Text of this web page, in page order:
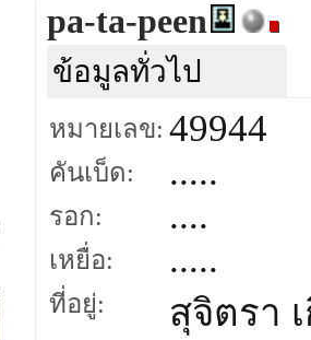
pa-ta-peen
ข้อมูลทั่วไป
หมายเลข: 49944
คันเบ็ด: .....
รอก: ....
เหยื่อ: .....
ที่อยู่: สุจิตรา